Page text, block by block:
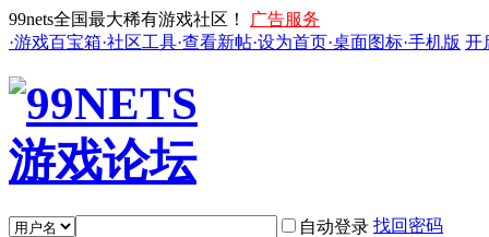
99nets全国最大稀有游戏社区！
广告服务
·游戏百宝箱·社区工具·查看新帖·设为首页·桌面图标·手机版 开
自动登录 找回密码